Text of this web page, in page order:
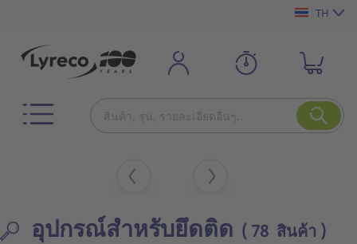
TH
อุปกรณ์สำหรับยึดติด ( 78 สินค้า )